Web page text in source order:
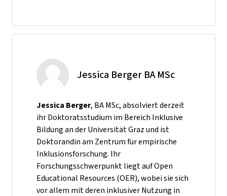
Jessica Berger BA MSc
Jessica Berger, BA MSc, absolviert derzeit
ihr Doktoratsstudium im Bereich Inklusive
Bildung an der Universität Graz und ist
Doktorandin am Zentrum für empirische
Inklusionsforschung. Ihr
Forschungsschwerpunkt liegt auf Open
Educational Resources (OER), wobei sie sich
vor allem mit deren inklusiver Nutzung in